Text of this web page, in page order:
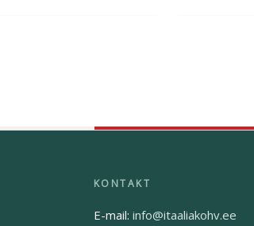
E-mail: info@itaaliakohv.ee